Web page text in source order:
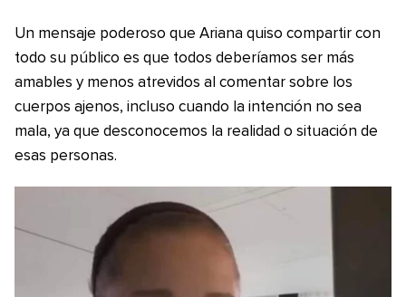
Un mensaje poderoso que Ariana quiso compartir con
todo su público es que todos deberíamos ser más
amables y menos atrevidos al comentar sobre los
cuerpos ajenos, incluso cuando la intención no sea
mala, ya que desconocemos la realidad o situación de
esas personas.